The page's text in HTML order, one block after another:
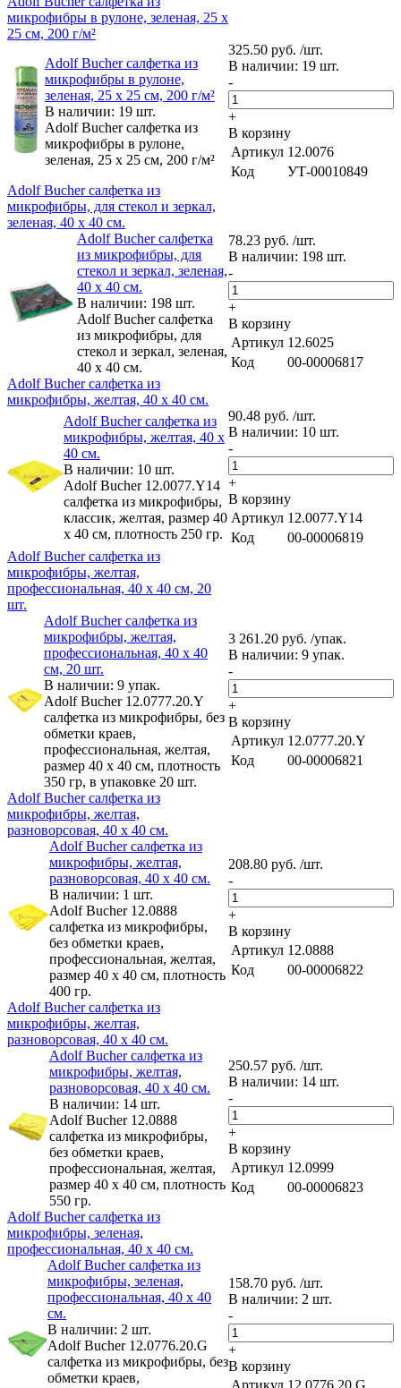
микрофибры в рулоне, зеленая, 25 х
25 см, 200 г/м²
Adolf Bucher cалфетка из
микрофибры в рулоне,
зеленая, 25 х 25 см, 200 г/м²
В наличии: 19 шт.
Adolf Bucher cалфетка из
микрофибры в рулоне,
зеленая, 25 х 25 см, 200 г/м²
325.50 руб. /шт.
В наличии: 19 шт.
-
+
В корзину
Артикул 12.0076
Код
УТ-00010849
Adolf Bucher cалфетка из
микрофибры, для стекол и зеркал,
зеленая, 40 х 40 см.
Adolf Bucher cалфетка
из микрофибры, для
стекол и зеркал, зеленая,
40 х 40 см.
В наличии: 198 шт.
Adolf Bucher cалфетка
из микрофибры, для
стекол и зеркал, зеленая,
40 х 40 см.
78.23 руб. /шт.
В наличии: 198 шт.
-
+
В корзину
Артикул 12.6025
Код
00-00006817
Adolf Bucher cалфетка из
микрофибры, желтая, 40 х 40 см.
Adolf Bucher cалфетка из
микрофибры, желтая, 40 х
40 см.
В наличии: 10 шт.
Adolf Bucher 12.0077.Y14
cалфетка из микрофибры,
классик, желтая, размер 40
х 40 см, плотность 250 гр.
90.48 руб. /шт.
В наличии: 10 шт.
-
+
В корзину
Артикул 12.0077.Y14
Код
00-00006819
Adolf Bucher cалфетка из
микрофибры, желтая,
профессиональная, 40 х 40 см, 20
шт.
Adolf Bucher cалфетка из
микрофибры, желтая,
профессиональная, 40 х 40
см, 20 шт.
В наличии: 9 упак.
Adolf Bucher 12.0777.20.Y
cалфетка из микрофибры, без
обметки краев,
профессиональная, желтая,
размер 40 х 40 см, плотность
350 гр, в упаковке 20 шт.
3 261.20 руб. /упак.
В наличии: 9 упак.
-
+
В корзину
Артикул 12.0777.20.Y
Код
00-00006821
Adolf Bucher cалфетка из
микрофибры, желтая,
разноворсовая, 40 х 40 см.
Adolf Bucher cалфетка из
микрофибры, желтая,
разноворсовая, 40 х 40 см.
В наличии: 1 шт.
Adolf Bucher 12.0888
cалфетка из микрофибры,
без обметки краев,
профессиональная, желтая,
размер 40 х 40 см, плотность
400 гр.
208.80 руб. /шт.
-
+
В корзину
Артикул 12.0888
Код
00-00006822
Adolf Bucher cалфетка из
микрофибры, желтая,
разноворсовая, 40 х 40 см.
Adolf Bucher cалфетка из
микрофибры, желтая,
разноворсовая, 40 х 40 см.
В наличии: 14 шт.
Adolf Bucher 12.0888
cалфетка из микрофибры,
без обметки краев,
профессиональная, желтая,
размер 40 х 40 см, плотность
550 гр.
250.57 руб. /шт.
В наличии: 14 шт.
-
+
В корзину
Артикул 12.0999
Код
00-00006823
Adolf Bucher cалфетка из
микрофибры, зеленая,
профессиональная, 40 х 40 см.
Adolf Bucher cалфетка из
микрофибры, зеленая,
профессиональная, 40 х 40
см.
В наличии: 2 шт.
Adolf Bucher 12.0776.20.G
cалфетка из микрофибры, без
обметки краев,
158.70 руб. /шт.
В наличии: 2 шт.
-
+
В корзину